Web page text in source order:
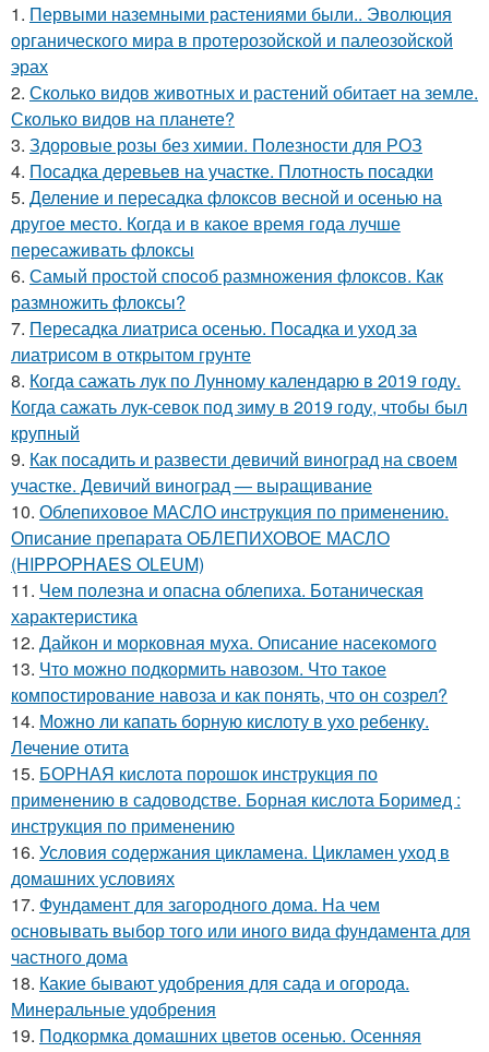
1. Первыми наземными растениями были.. Эволюция
органического мира в протерозойской и палеозойской
эрах
2. Сколько видов животных и растений обитает на земле.
Сколько видов на планете?
3. Здоровые розы без химии. Полезности для РОЗ
4. Посадка деревьев на участке. Плотность посадки
5. Деление и пересадка флоксов весной и осенью на
другое место. Когда и в какое время года лучше
пересаживать флоксы
6. Самый простой способ размножения флоксов. Как
размножить флоксы?
7. Пересадка лиатриса осенью. Посадка и уход за
лиатрисом в открытом грунте
8. Когда сажать лук по Лунному календарю в 2019 году.
Когда сажать лук-севок под зиму в 2019 году, чтобы был
крупный
9. Как посадить и развести девичий виноград на своем
участке. Девичий виноград — выращивание
10. Облепиховое МАСЛО инструкция по применению.
Описание препарата ОБЛЕПИХОВОЕ МАСЛО
(HIPPOPHAES OLEUM)
11. Чем полезна и опасна облепиха. Ботаническая
характеристика
12. Дайкон и морковная муха. Описание насекомого
13. Что можно подкормить навозом. Что такое
компостирование навоза и как понять, что он созрел?
14. Можно ли капать борную кислоту в ухо ребенку.
Лечение отита
15. БОРНАЯ кислота порошок инструкция по
применению в садоводстве. Борная кислота Боримед :
инструкция по применению
16. Условия содержания цикламена. Цикламен уход в
домашних условиях
17. Фундамент для загородного дома. На чем
основывать выбор того или иного вида фундамента для
частного дома
18. Какие бывают удобрения для сада и огорода.
Минеральные удобрения
19. Подкормка домашних цветов осенью. Осенняя